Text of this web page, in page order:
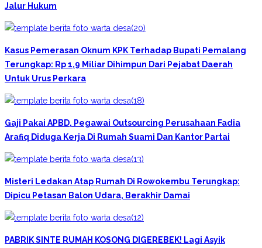
Jalur Hukum
Kasus Pemerasan Oknum KPK Terhadap Bupati Pemalang
Terungkap: Rp 1,9 Miliar Dihimpun Dari Pejabat Daerah
Untuk Urus Perkara
Gaji Pakai APBD, Pegawai Outsourcing Perusahaan Fadia
Arafiq Diduga Kerja Di Rumah Suami Dan Kantor Partai
Misteri Ledakan Atap Rumah Di Rowokembu Terungkap:
Dipicu Petasan Balon Udara, Berakhir Damai
PABRIK SINTE RUMAH KOSONG DIGEREBEK! Lagi Asyik